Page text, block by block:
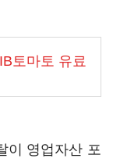
IB토마토 유료
이 영업자산 포